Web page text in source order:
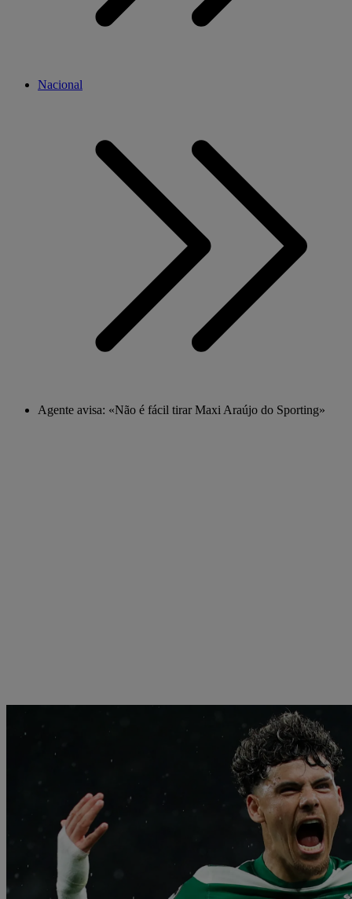
Nacional
Agente avisa: «Não é fácil tirar Maxi Araújo do Sporting»